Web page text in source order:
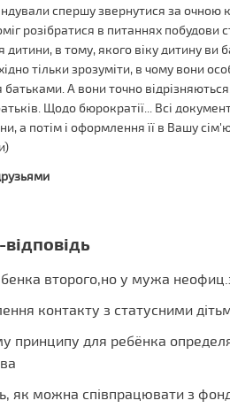
спершу звернутися за очною
розібратися в питаннях побудови
в тому, якого віку дитину ви
тільки зрозуміти, в чому вони
батьками. А вони точно
Щодо бюрократії... Всі
а потім і оформлення її в Вашу
второго,но у мужа
контакту з статусними
принципу для ребёнка
як можна співпрацювати з